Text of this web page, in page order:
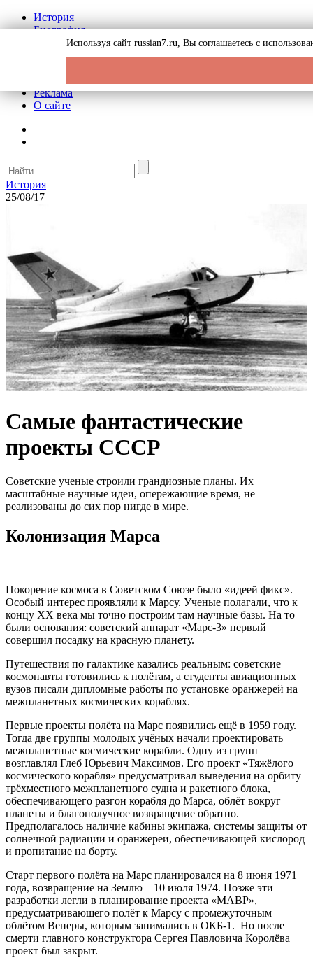
История
Биография
Криминал
Реклама
О сайте
История
25/08/17
Самые фантастические
проекты СССР
Советские ученые строили грандиозные планы. Их
масштабные научные идеи, опережающие время, не
реализованы до сих пор нигде в мире.
Колонизация Марса
Покорение космоса в Советском Союзе было «идеей фикс».
Особый интерес проявляли к Марсу. Ученые полагали, что к
концу XX века мы точно построим там научные базы. На то
были основания: советский аппарат «Марс-3» первый
совершил посадку на красную планету.
Путешествия по галактике казались реальным: советские
космонавты готовились к полётам, а студенты авиационных
вузов писали дипломные работы по установке оранжерей на
межпланетных космических кораблях.
Первые проекты полёта на Марс появились ещё в 1959 году.
Тогда две группы молодых учёных начали проектировать
межпланетные космические корабли. Одну из групп
возглавлял Глеб Юрьевич Максимов. Его проект «Тяжёлого
космического корабля» предусматривал выведения на орбиту
трёхместного межпланетного судна и ракетного блока,
обеспечивающего разгон корабля до Марса, облёт вокруг
планеты и благополучное возвращение обратно.
Предполагалось наличие кабины экипажа, системы защиты от
солнечной радиации и оранжереи, обеспечивающей кислород
и пропитание на борту.
Старт первого полёта на Марс планировался на 8 июня 1971
года, возвращение на Землю – 10 июля 1974. Позже эти
разработки легли в планирование проекта «МАВР»,
предусматривающего полёт к Марсу с промежуточным
облётом Венеры, которым занимались в ОКБ-1. Но после
смерти главного конструктора Сергея Павловича Королёва
проект был закрыт.
Используя сайт russian7.ru, Вы соглашаетесь с